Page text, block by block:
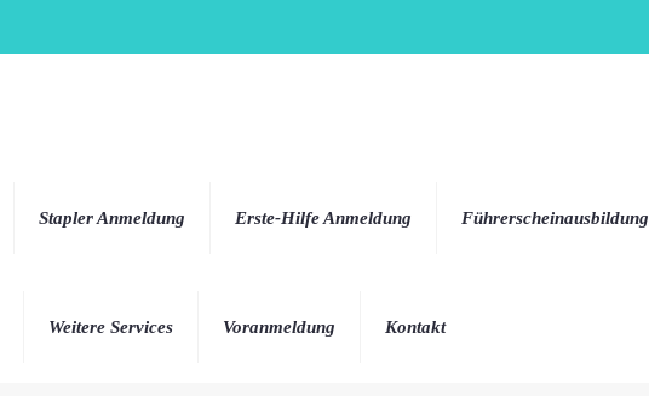
Stapler Anmeldung Erste-Hilfe Anmeldung Führerscheinausbildung
Weitere Services Voranmeldung Kontakt